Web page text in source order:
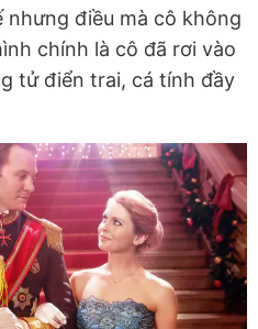
điều mà cô không
chính là cô đã rơi vào
tử điển trai, cá tính đầy